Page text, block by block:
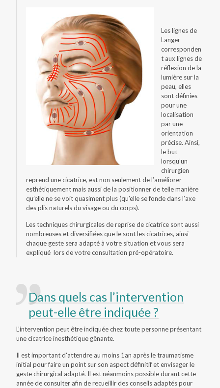
Les lignes de
Langer
corresponden
t aux lignes de
réflexion de la
lumière sur la
peau, elles
sont définies
pour une
localisation
par une
orientation
précise. Ainsi,
le but
lorsqu’un
chirurgien
reprend une cicatrice, est non seulement de l’améliorer
esthétiquement mais aussi de la positionner de telle manière
qu’elle ne se voit quasiment plus (qu’elle se fonde dans l’axe
des plis naturels du visage ou du corps).
Les techniques chirurgicales de reprise de cicatrice sont aussi
nombreuses et diversifiées que le sont les cicatrices, ainsi
chaque geste sera adapté à votre situation et vous sera
expliqué lors de votre consultation pré-opératoire.
Dans quels cas l’intervention
peut-elle être indiquée ?
L’intervention peut être indiquée chez toute personne présentant
une cicatrice inesthétique gênante.
Il est important d'attendre au moins 1an après le traumatisme
initial pour faire un point sur son aspect définitif et envisager le
geste chirurgical adapté. Il est néanmoins possible durant cette
année de consulter afin de recueillir des conseils adaptés pour